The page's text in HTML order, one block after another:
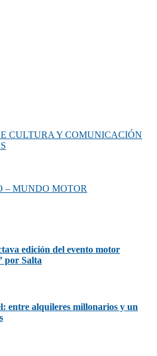
CULTURA Y COMUNICACIÓN
– MUNDO MOTOR
edición del evento motor
por Salta
entre alquileres millonarios y un